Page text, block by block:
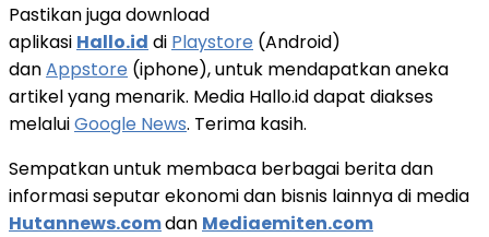
Pastikan juga download
aplikasi Hallo.id di Playstore (Android)
danAppstore (iphone), untuk mendapatkan aneka
artikel yang menarik. Media Hallo.id dapat diakses
melaluiGoogle News. Terima kasih.
Sempatkan untuk membaca berbagai berita dan
informasi seputar ekonomi dan bisnis lainnya di media
Hutannews.comdan Mediaemiten.com